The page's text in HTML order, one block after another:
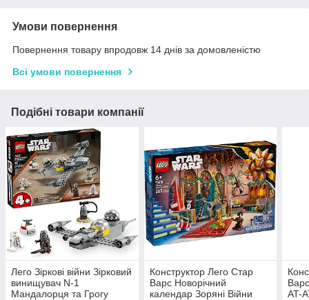
Умови повернення
Повернення товару впродовж 14 днів за домовленістю
Всі умови повернення
Подібні товари компанії
Лего Зіркові війни Зірковий
винищувач N-1
Мандалорця та Грогу
Конструктор Лего Стар
Варс Новорічний
календар Зоряні Війни
AT-